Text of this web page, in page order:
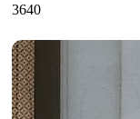
3640